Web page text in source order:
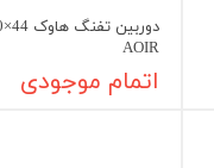
AOIR
اتمام موجودی